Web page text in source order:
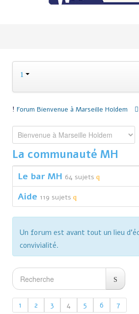
Forum Bienvenue à Marseille Holdem
La communauté MH
Le bar MH 64 sujets
Aide 119 sujets
Un forum est avant tout un lieu
convivialité.
1 2 3 4 5 6 7